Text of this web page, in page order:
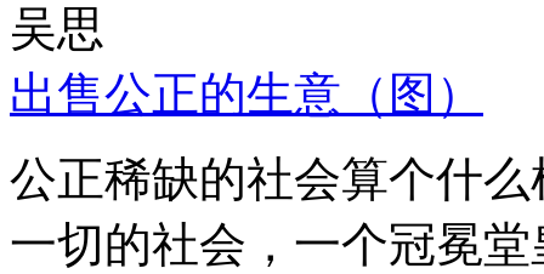
吴思
出售公正的生意（图）
公正稀缺的社会算个什
一切的社会，一个冠冕